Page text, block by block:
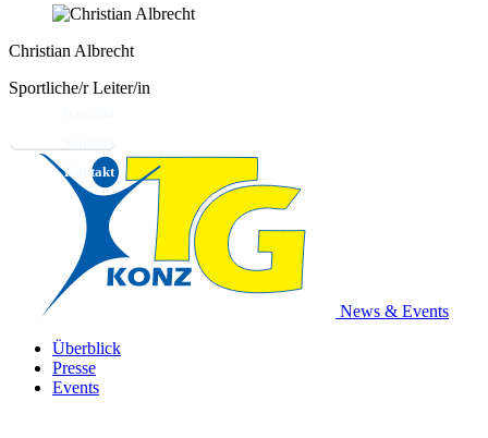
Christian Albrecht
Sportliche/r Leiter/in
News & Events
Überblick
Presse
Events